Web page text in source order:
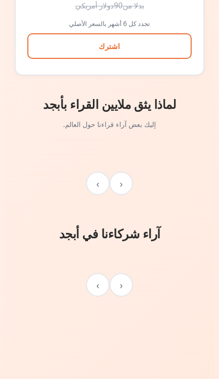
بدلا من90دولار أمريكي
تجدد كل 6 أشهر بالسعر الأصلي
اشترك
لماذا يثق ملايين القراء بأبجد
إليك بعض آراء قراءنا حول العالم.
‹
›
آراء شركاءنا في أبجد
‹
›